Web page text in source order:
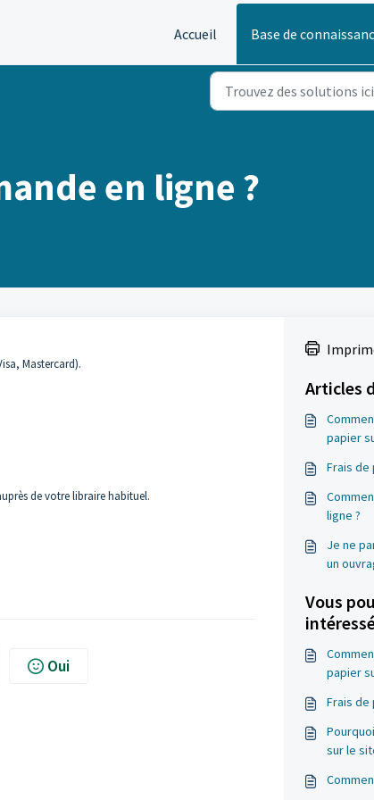
Accueil Base de
en ligne ?
Mastercard).
de votre libraire habituel.
Oui
Articles
papier
Frais de
ligne ?
Je ne
un
Vous
papier
Frais de
sur le